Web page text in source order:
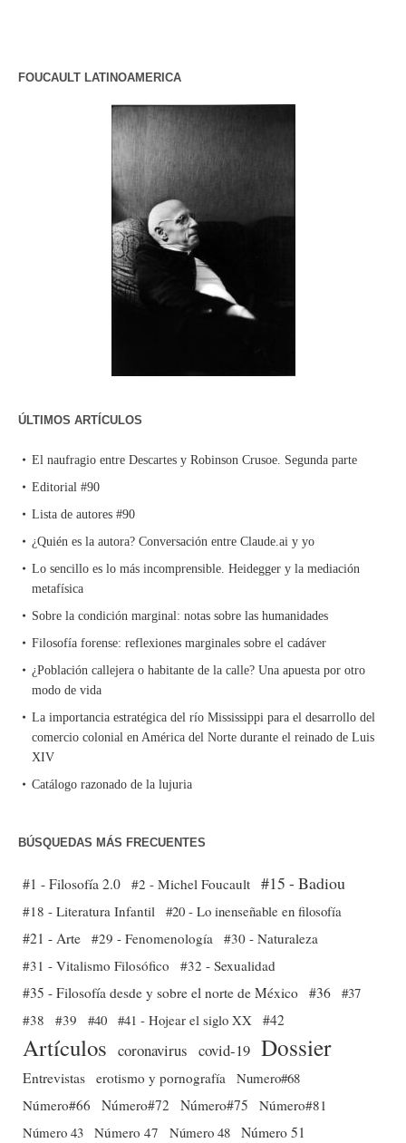
FOUCAULT LATINOAMERICA
ÚLTIMOS ARTÍCULOS
El naufragio entre Descartes y Robinson Crusoe. Segunda parte
Editorial #90
Lista de autores #90
¿Quién es la autora? Conversación entre Claude.ai y yo
Lo sencillo es lo más incomprensible. Heidegger y la mediación
metafísica
Sobre la condición marginal: notas sobre las humanidades
Filosofía forense: reflexiones marginales sobre el cadáver
¿Población callejera o habitante de la calle? Una apuesta por otro
modo de vida
La importancia estratégica del río Mississippi para el desarrollo del
comercio colonial en América del Norte durante el reinado de Luis
XIV
Catálogo razonado de la lujuria
BÚSQUEDAS MÁS FRECUENTES
#1 - Filosofía 2.0 #2 - Michel Foucault #15 - Badiou
#18 - Literatura Infantil #20 - Lo inenseñable en filosofía
#21 - Arte #29 - Fenomenología #30 - Naturaleza
#31 - Vitalismo Filosófico
#32 - Sexualidad
#35 - Filosofía desde y sobre el norte de México #36 #37
#38
#39 #40 #41 - Hojear el siglo XX #42
Artículos coronavirus covid-19 Dossier
Entrevistas erotismo y pornografía Numero#68
Número#66
Número#72 Número#75
Número#81
Número 43 Número 47 Número 48 Número 51